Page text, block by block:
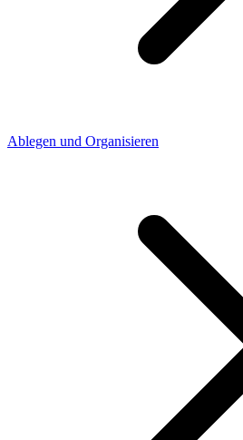
Ablegen und Organisieren